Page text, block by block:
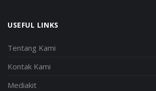
USEFUL LINKS
Tentang Kami
Kontak Kami
Mediakit